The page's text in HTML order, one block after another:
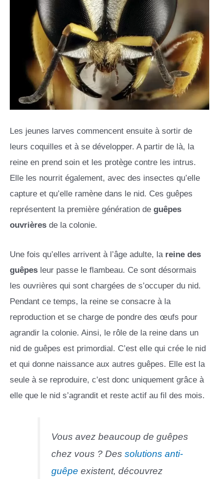
Les jeunes larves commencent ensuite à sortir de
leurs coquilles et à se développer. A partir de là, la
reine en prend soin et les protège contre les intrus.
Elle les nourrit également, avec des insectes qu’elle
capture et qu’elle ramène dans le nid. Ces guêpes
représentent la première génération de guêpes
ouvrières de la colonie.
Une fois qu’elles arrivent à l’âge adulte, la reine des
guêpes leur passe le flambeau. Ce sont désormais
les ouvrières qui sont chargées de s’occuper du nid.
Pendant ce temps, la reine se consacre à la
reproduction et se charge de pondre des œufs pour
agrandir la colonie. Ainsi, le rôle de la reine dans un
nid de guêpes est primordial. C’est elle qui crée le nid
et qui donne naissance aux autres guêpes. Elle est la
seule à se reproduire, c’est donc uniquement grâce à
elle que le nid s’agrandit et reste actif au fil des mois.
Vous avez beaucoup de guêpes
chez vous ? Dessolutions anti-
guêpe existent, découvrez